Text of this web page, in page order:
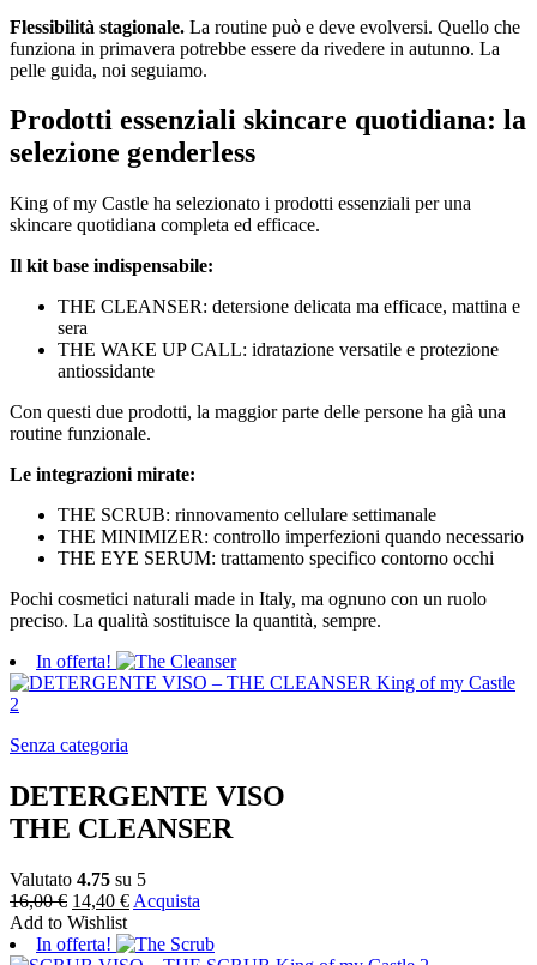
Flessibilità stagionale. La routine può e deve evolversi. Quello che
funziona in primavera potrebbe essere da rivedere in autunno. La
pelle guida, noi seguiamo.
Prodotti essenziali skincare quotidiana: la
selezione genderless
King of my Castle ha selezionato i prodotti essenziali per una
skincare quotidiana completa ed efficace.
Il kit base indispensabile:
THE CLEANSER: detersione delicata ma efficace, mattina e
sera
THE WAKE UP CALL: idratazione versatile e protezione
antiossidante
Con questi due prodotti, la maggior parte delle persone ha già una
routine funzionale.
Le integrazioni mirate:
THE SCRUB: rinnovamento cellulare settimanale
THE MINIMIZER: controllo imperfezioni quando necessario
THE EYE SERUM: trattamento specifico contorno occhi
Pochi cosmetici naturali made in Italy, ma ognuno con un ruolo
preciso. La qualità sostituisce la quantità, sempre.
In offerta!
Senza categoria
DETERGENTE VISO
THE CLEANSER
Valutato 4.75 su 5
16,00€ 14,40 € Acquista
Add to Wishlist
In offerta!